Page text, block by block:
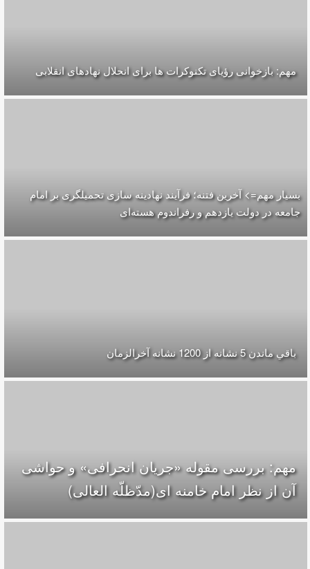
مهم: بازخوانی رؤیای تکنوکرات ها برای انحلال نهادهای انقلابی
بسیار مهم=> آخرین فتنه؛ فرآیند نهادینه سازی تحمیلگری بر امام
جامعه در دولت یازدهم و رفراندوم هسته‌ای
باقي ماندن 5 نشانه از 1200 نشانه‌ آخرالزمان
مهم: بررسی مقوله «جریان انحرافی» و حواشی
آن از نظر امام خامنه ای(مدّظلّه العالی)